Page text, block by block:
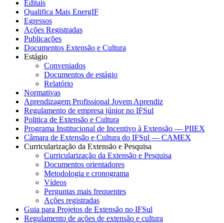
Editais
Qualifica Mais EnergIF
Egressos
Ações Registradas
Publicações
Documentos Extensão e Cultura
Estágio
Conveniados
Documentos de estágio
Relatório
Normativas
Aprendizagem Profissional Jovem Aprendiz
Regulamento de empresa júnior no IFSul
Politica de Extensão e Cultura
Programa Institucional de Incentivo à Extensão — PIIEX
Câmara de Extensão e Cultura do IFSul — CAMEX
Curricularização da Extensão e Pesquisa
Curricularização da Extensão e Pesquisa
Documentos orientadores
Metodologia e cronograma
Vídeos
Perguntas mais frequentes
Ações registradas
Guia para Projetos de Extensão no IFSul
Regulamento de ações de extensão e cultura